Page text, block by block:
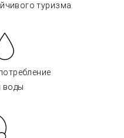
туризма.
воды